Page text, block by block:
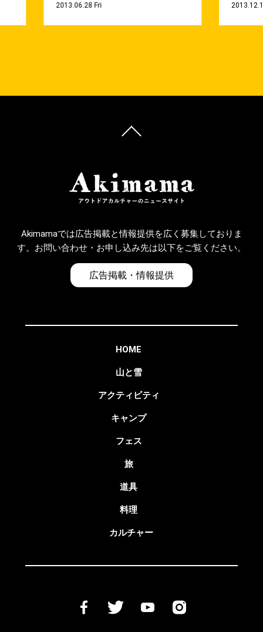
2013.06.28 Fri
Akimamaでは広告掲載と情報提供を広く募集しておりま
す。お問い合わせ・お申し込み先は以下をご覧ください。
広告掲載・情報提供
HOME
山と雪
アクティビティ
キャンプ
フェス
旅
道具
料理
カルチャー